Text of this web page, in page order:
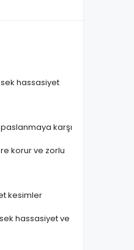
hassasiyet
karşı
korur ve zorlu
kesimler
hassasiyet ve